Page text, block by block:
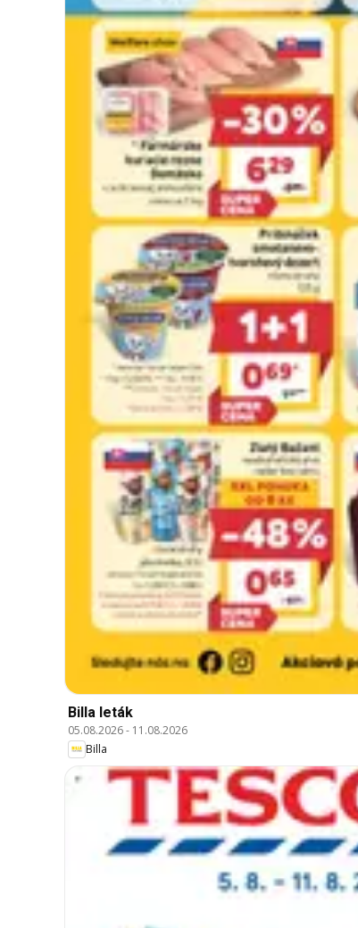
Billa leták
05.08.2026- 11.08.2026
Billa